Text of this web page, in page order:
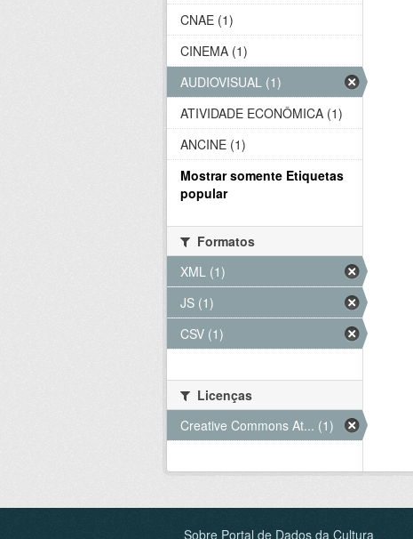
CNAE (1)
CINEMA (1)
AUDIOVISUAL (1)
ATIVIDADE ECONÔMICA (1)
ANCINE (1)
Mostrar somente Etiquetas
popular
Formatos
XML (1)
JS (1)
CSV (1)
Licenças
Creative Commons At... (1)
Sobre Portal de Dados da Cultura